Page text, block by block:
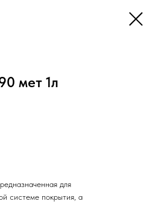
мет 1л
для
системе покрытия, а